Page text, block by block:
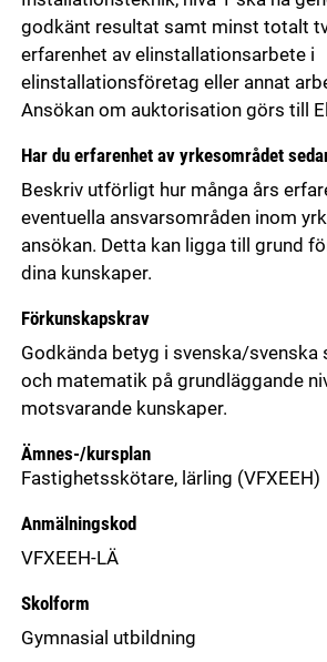
godkänt resultat samt minst totalt
erfarenhet av elinstallationsarbete i
elinstallationsföretag eller annat
Ansökan om auktorisation görs till
Har du erfarenhet av yrkesområdet
Beskriv utförligt hur många års
eventuella ansvarsområden inom
ansökan. Detta kan ligga till grund
dina kunskaper.
Förkunskapskrav
Godkända betyg i svenska/svenska
och matematik på grundläggande
motsvarande kunskaper.
Ämnes-/kursplan
Fastighetsskötare, lärling (VFXEEH)
Anmälningskod
VFXEEH-LÄ
Skolform
Gymnasial utbildning